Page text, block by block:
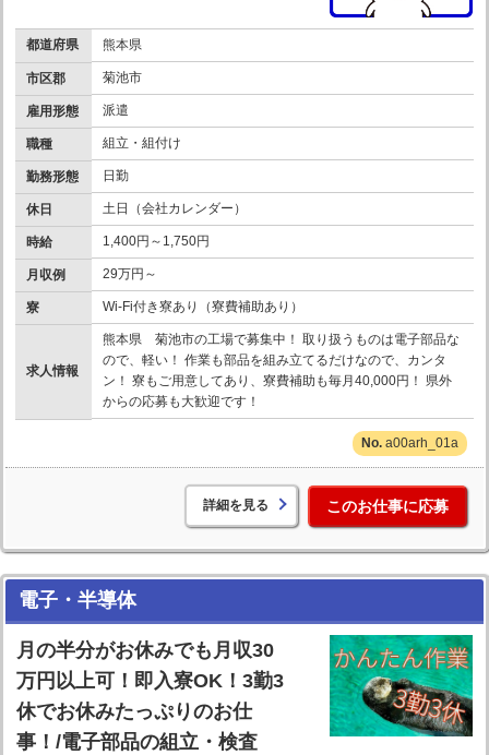
都道府県 熊本県
市区郡 菊池市
雇用形態 派遣
職種 組立・組付け
勤務形態 日勤
休日 土日（会社カレンダー）
時給 1,400円～1,750円
月収例 29万円～
寮 Wi-Fi付き寮あり（寮費補助あり）
求人情報
熊本県 菊池市の工場で募集中！ 取り扱うものは電子部品な
ので、軽い！ 作業も部品を組み立てるだけなので、カンタ
ン！ 寮もご用意してあり、寮費補助も毎月40,000円！ 県外
からの応募も大歓迎です！
a00arh_01a
詳細を見る このお仕事に応募
電子・半導体
月の半分がお休みでも月収30
万円以上可！即入寮OK！3勤3
休でお休みたっぷりのお仕
事！/電子部品の組立・検査